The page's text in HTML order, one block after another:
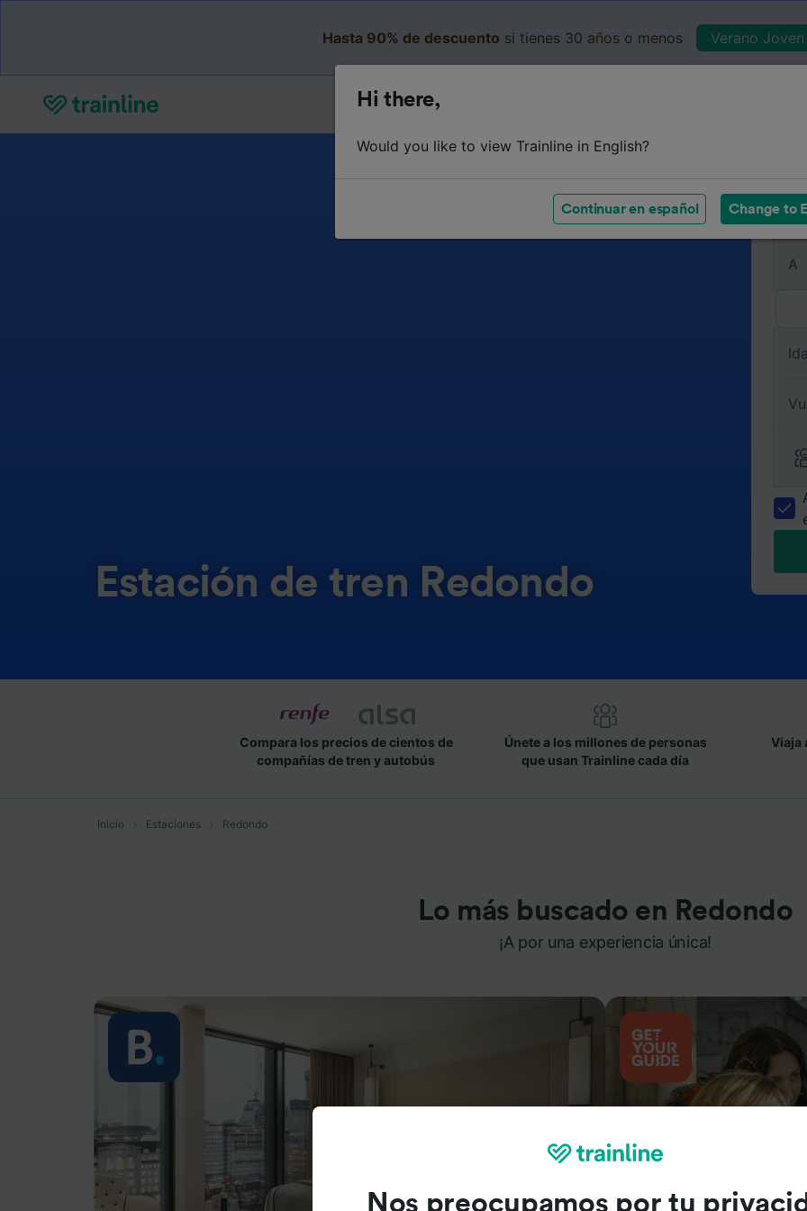
Hasta 90% de descuento si tienes 30 años o menos Verano
Estación de tren Redondo
De
A
Compara los precios de cientos de
compañías de tren y autobús
Únete a los millones de personas
que usan Trainline cada día
Viaja
Inicio Estaciones Redondo
Lo más buscado en Redondo
¡A por una experiencia única!
Hi there,
Would you like to view Trainline in English?
Continuar en español Change to
Nos preocupamos por tu